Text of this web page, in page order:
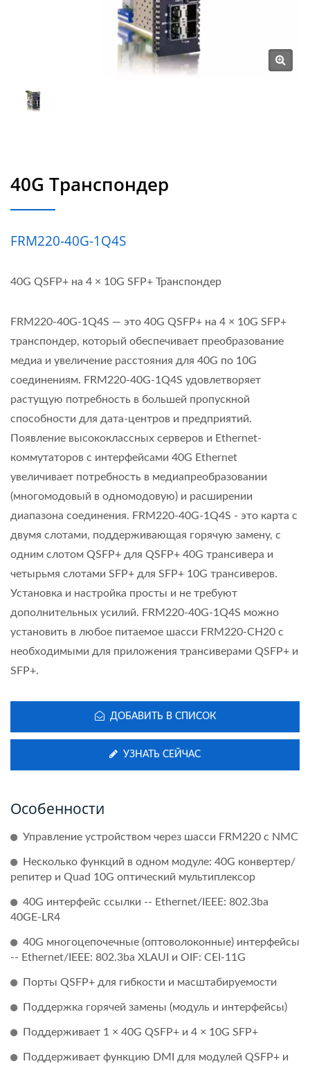
40G Транспондер
FRM220-40G-1Q4S
40G QSFP+ на 4 × 10G SFP+ Транспондер
FRM220-40G-1Q4S — это 40G QSFP+ на 4 × 10G SFP+
транспондер, который обеспечивает преобразование
медиа и увеличение расстояния для 40G по 10G
соединениям. FRM220-40G-1Q4S удовлетворяет
растущую потребность в большей пропускной
способности для дата-центров и предприятий.
Появление высококлассных серверов и Ethernet-
коммутаторов с интерфейсами 40G Ethernet
увеличивает потребность в медиапреобразовании
(многомодовый в одномодовую) и расширении
диапазона соединения. FRM220-40G-1Q4S - это карта с
двумя слотами, поддерживающая горячую замену, с
одним слотом QSFP+ для QSFP+ 40G трансивера и
четырьмя слотами SFP+ для SFP+ 10G трансиверов.
Установка и настройка просты и не требуют
дополнительных усилий. FRM220-40G-1Q4S можно
установить в любое питаемое шасси FRM220-CH20 с
необходимыми для приложения трансиверами QSFP+ и
SFP+.
ДОБАВИТЬ В СПИСОК
УЗНАТЬ СЕЙЧАС
Особенности
Управление устройством через шасси FRM220 с NMC
Несколько функций в одном модуле: 40G конвертер/
репитер и Quad 10G оптический мультиплексор
40G интерфейс ссылки -- Ethernet/IEEE: 802.3ba
40GE-LR4
40G многоцепочечные (оптоволоконные) интерфейсы
-- Ethernet/IEEE: 802.3ba XLAUI и OIF: CEI-11G
Порты QSFP+ для гибкости и масштабируемости
Поддержка горячей замены (модуль и интерфейсы)
Поддерживает 1 × 40G QSFP+ и 4 × 10G SFP+
Поддерживает функцию DMI для модулей QSFP+ и